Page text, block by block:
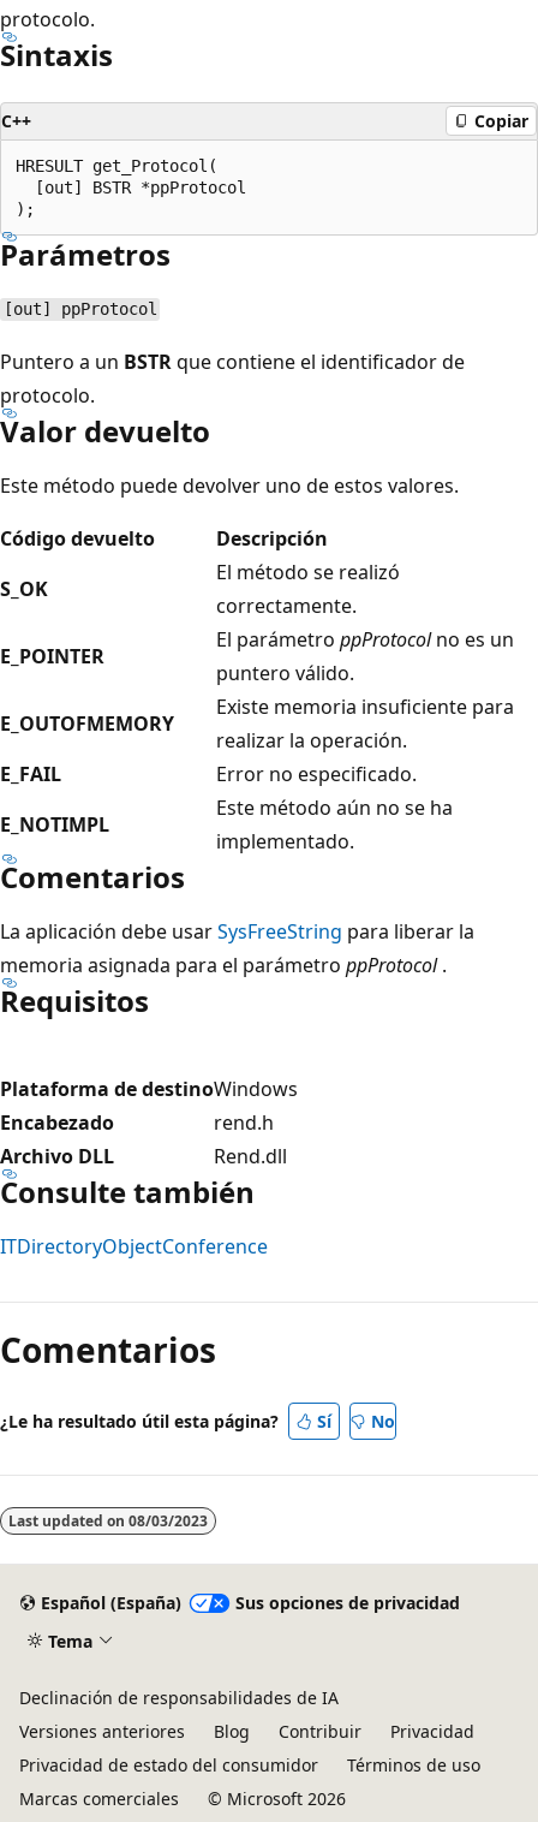
protocolo.
Sintaxis
C++ Copiar
HRESULT get_Protocol(
  [out] BSTR *ppProtocol
Parámetros
[out] ppProtocol
Puntero a un BSTRque contiene el identificador de
protocolo.
Valor devuelto
Este método puede devolver uno de estos valores.
Código devuelto
Descripción
S_OK
El método se realizó
correctamente.
E_POINTER
El parámetro ppProtocolno es un
puntero válido.
E_OUTOFMEMORY
Existe memoria insuficiente para
realizar la operación.
E_FAIL
Error no especificado.
E_NOTIMPL
Este método aún no se ha
implementado.
Comentarios
La aplicación debe usarSysFreeString para liberar la
memoria asignada para el parámetro ppProtocol.
Requisitos
Plataforma de destinoWindows
Encabezado
rend.h
Archivo DLL
Rend.dll
Consulte también
ITDirectoryObjectConference
de
lectura
Comentarios
¿Le ha resultado útil esta página? Sí No
Last updated on 08/03/2023
Español (España)
Sus opciones de privacidad
Tema
Declinación de responsabilidades de IA
Versiones anteriores
Blog Contribuir
Privacidad
Privacidad de estado del consumidor
Términos de uso
Marcas comerciales
© Microsoft 2026